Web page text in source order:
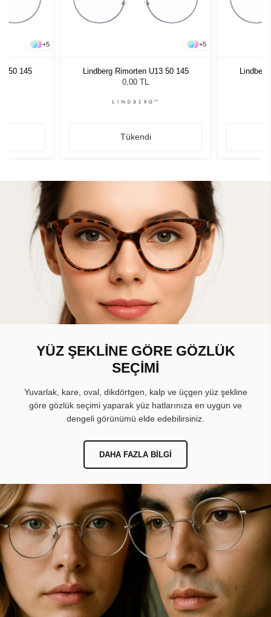
+5
50 145
+5
Lindberg Rimorten U13 50 145
0,00 TL
Tükendi
YÜZ ŞEKLİNE GÖRE GÖZLÜK
SEÇİMİ
Yuvarlak, kare, oval, dikdörtgen, kalp ve üçgen yüz şekline
göre gözlük seçimi yaparak yüz hatlarınıza en uygun ve
dengeli görünümü elde edebilirsiniz.
DAHA FAZLA BILGI